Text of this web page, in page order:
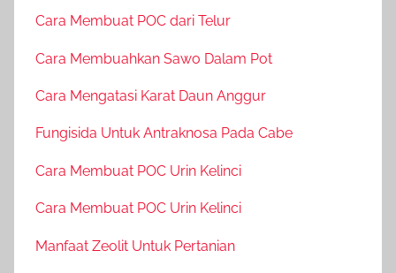
Cara Membuat POC dari Telur
Cara Membuahkan Sawo Dalam Pot
Cara Mengatasi Karat Daun Anggur
Fungisida Untuk Antraknosa Pada Cabe
Cara Membuat POC Urin Kelinci
Cara Membuat POC Urin Kelinci
Manfaat Zeolit Untuk Pertanian